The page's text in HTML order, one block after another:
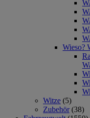
Wieso?
Witze (5)
Zubehör (38)